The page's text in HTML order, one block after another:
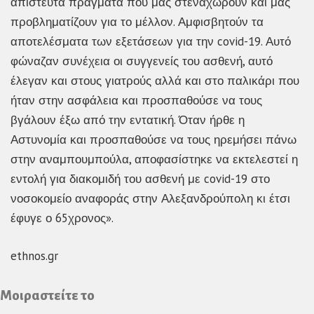
προβληματίζουν για το μέλλον. Αμφισβητούν τα
αποτελέσματα των εξετάσεων για την covid-19. Αυτό
φώναζαν συνέχεια οι συγγενείς του ασθενή, αυτό
έλεγαν και στους γιατρούς αλλά και στο παλικάρι που
ήταν στην ασφάλεια και προσπαθούσε να τους
βγάλουν έξω από την εντατική. Όταν ήρθε η
Αστυνομία και προσπαθούσε να τους ηρεμήσει πάνω
στην αναμπουμπούλα, αποφασίστηκε να εκτελεστεί η
εντολή για διακομιδή του ασθενή με covid-19 στο
νοσοκομείο αναφοράς στην Αλεξανδρούπολη κι έτσι
έφυγε ο 65χρονος».
ethnos.gr
Μοιραστείτε το